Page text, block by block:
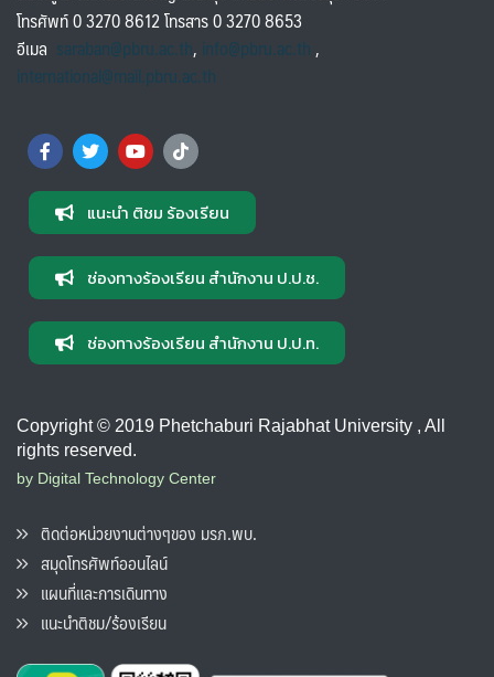
โทรศัพท์ 0 3270 8612 โทรสาร 0 3270 8653
อีเมล saraban@pbru.ac.th, info@pbru.ac.th,
international@mail.pbru.ac.th
แนะนำ ติชม ร้องเรียน
ช่องทางร้องเรียน สำนักงาน ป.ป.ช.
ช่องทางร้องเรียน สำนักงาน ป.ป.ท.
Copyright © 2019 Phetchaburi Rajabhat University , All
rights reserved.
by Digital Technology Center
ติดต่อหน่วยงานต่างๆของ มรภ.พบ.
สมุดโทรศัพท์ออนไลน์
แผนที่และการเดินทาง
แนะนำติชม/ร้องเรียน